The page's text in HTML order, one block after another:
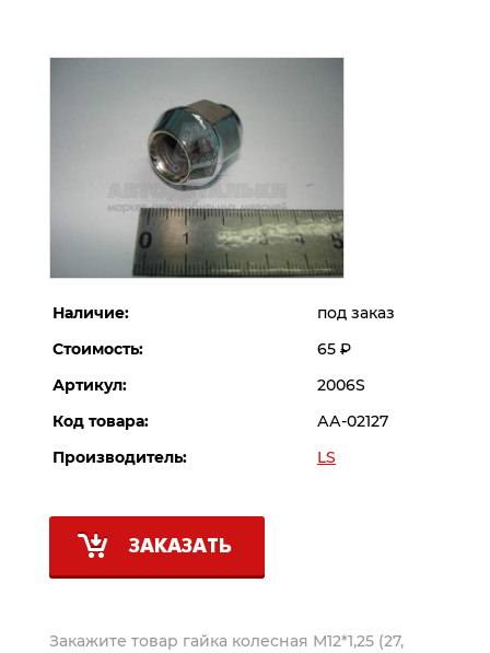
Наличие:
под заказ
Стоимость:
65 Р
Артикул:
2006S
Код товара:
АА-02127
Производитель:
LS
ЗАКАЗАТЬ
Закажите товар гайка колесная М12*1,25 (27,